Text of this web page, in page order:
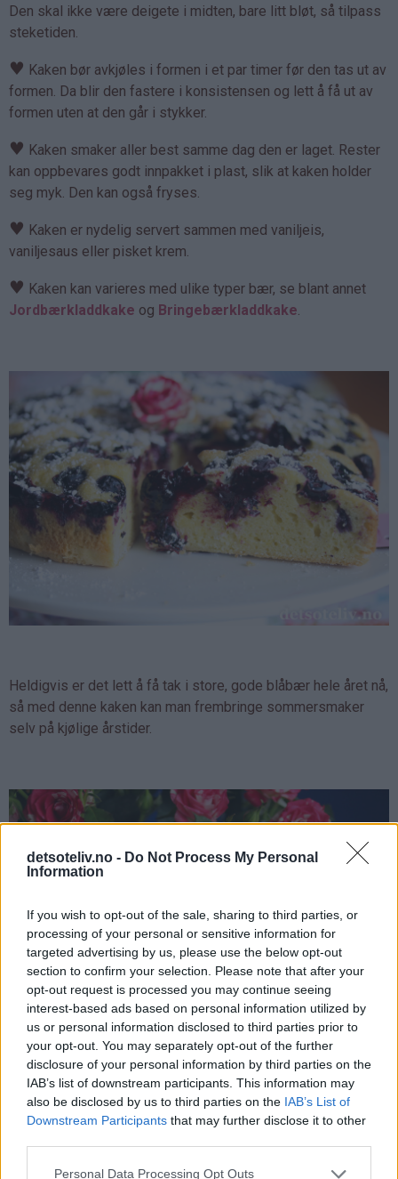
detsoteliv.no - Do Not Process My Personal
Information
If you wish to opt-out of the sale, sharing to third parties, or
processing of your personal or sensitive information for
targeted advertising by us, please use the below opt-out
section to confirm your selection. Please note that after your
opt-out request is processed you may continue seeing
interest-based ads based on personal information utilized by
us or personal information disclosed to third parties prior to
your opt-out. You may separately opt-out of the further
disclosure of your personal information by third parties on the
IAB’s list of downstream participants. This information may
also be disclosed by us to third parties on the IAB’s List of
Downstream Participants that may further disclose it to other
Personal Data Processing Opt Outs
Den skal ikke være deigete i midten, bare litt bløt, så tilpass
steketiden.
♥ Kaken bør avkjøles i formen i et par timer før den tas ut av
formen. Da blir den fastere i konsistensen og lett å få ut av
formen uten at den går i stykker.
♥ Kaken smaker aller best samme dag den er laget. Rester
kan oppbevares godt innpakket i plast, slik at kaken holder
seg myk. Den kan også fryses.
♥ Kaken er nydelig servert sammen med vaniljeis,
vaniljesaus eller pisket krem.
♥ Kaken kan varieres med ulike typer bær, se blant annet
Jordbærkladdkake og Bringebærkladdkake.
Heldigvis er det lett å få tak i store, gode blåbær hele året nå,
så med denne kaken kan man frembringe sommersmaker
selv på kjølige årstider.